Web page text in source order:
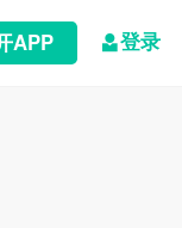
APP 登录